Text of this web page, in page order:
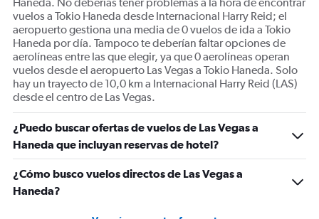
0
to
1500.
vuelos a Tokio Haneda desde Internacional Harry Reid; el
aeropuerto gestiona una media de 0 vuelos de ida a Tokio
Haneda por día. Tampoco te deberían faltar opciones de
aerolíneas entre las que elegir, ya que 0 aerolíneas operan
vuelos desde el aeropuerto Las Vegas a Tokio Haneda. Solo
hay un trayecto de 10,0 km a Internacional Harry Reid (LAS)
desde el centro de Las Vegas.
¿Puedo buscar ofertas de vuelos de Las Vegas a
Haneda que incluyan reservas de hotel?
¿Cómo busco vuelos directos de Las Vegas a
Haneda?